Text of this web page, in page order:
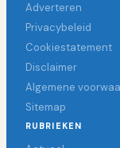
Adverteren
Privacybeleid
Cookiestatement
Disclaimer
Algemene
Sitemap
RUBRIEKEN